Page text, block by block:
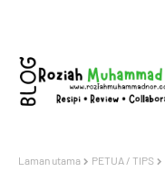
Laman utama PETUA / TIPS